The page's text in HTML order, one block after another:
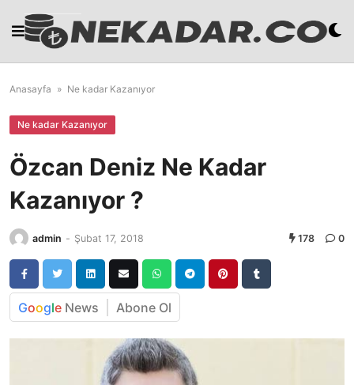
content
Anasayfa » Ne kadar Kazanıyor
Ne kadar Kazanıyor
Özcan Deniz Ne Kadar
Kazanıyor ?
admin - Şubat 17, 2018 178 0
Google News Abone Ol